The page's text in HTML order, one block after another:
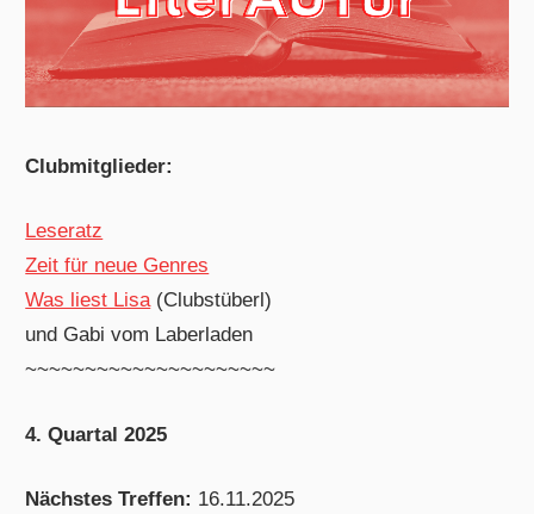
Clubmitglieder:
Leseratz
Zeit für neue Genres
Was liest Lisa(Clubstüberl)
und Gabi vom Laberladen
~~~~~~~~~~~~~~~~~~~~~
4. Quartal 2025
Nächstes Treffen: 16.11.2025